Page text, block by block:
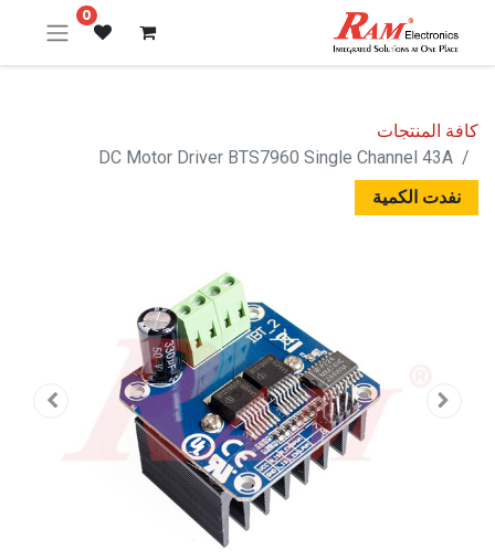
0
كافة المنتجات
DC Motor Driver BTS7960 Single Channel 43A
نفدت الكمية